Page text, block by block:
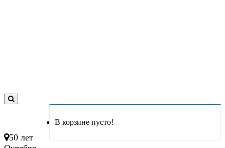
В корзине пусто!
50 лет